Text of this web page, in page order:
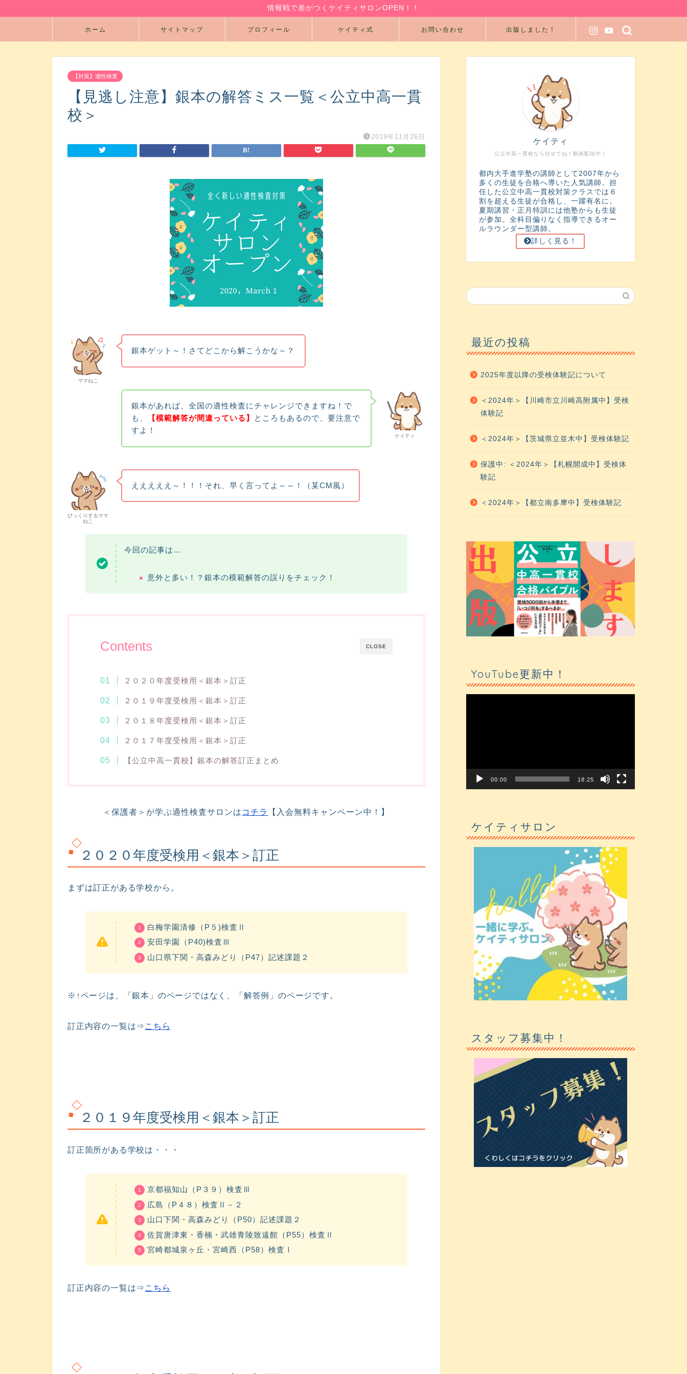
情報戦で差がつくケイティサロンOPEN！！
ホーム サイトマップ プロフィール ケイティ式 お問い合わせ 出版しました！
【対策】適性検査
【見逃し注意】銀本の解答ミス一覧＜公立中高一貫
校＞
2019年11月26日
ママねこ
銀本ゲット～！さてどこから解こうかな～？
ケイティ
銀本があれば、全国の適性検査にチャレンジできますね！で
も、
【模範解答が間違っている】 ところもあるので、要注意で
すよ！
びっくりするママ
ねこ
えええええ～！！！それ、早く言ってよ～～！（某CM風）
今回の記事は…
意外と多い！？銀本の模範解答の誤りをチェック！
CLOSE
Contents
２０２０年度受検用＜銀本＞訂正
２０１９年度受検用＜銀本＞訂正
２０１８年度受検用＜銀本＞訂正
２０１７年度受検用＜銀本＞訂正
【公立中高一貫校】銀本の解答訂正まとめ
＜保護者＞が学ぶ適性検査サロンは コチラ 【入会無料キャンペーン中！】
２０２０年度受検用＜銀本＞訂正
まずは訂正がある学校から。
白梅学園清修（P５)検査Ⅱ
安田学園（P40)検査Ⅲ
山口県下関・高森みどり（P47）記述課題２
※↑ページは、「銀本」のページではなく、「解答例」のページです。
訂正内容の一覧は⇒ こちら
２０１９年度受検用＜銀本＞訂正
訂正箇所がある学校は・・・
京都福知山（P３９）検査Ⅲ
広島（P４８）検査Ⅱ－２
山口下関・高森みどり（P50）記述課題２
佐賀唐津東・香楠・武雄青陵致遠館（P55）検査Ⅱ
宮崎都城泉ヶ丘・宮崎西（P58）検査Ⅰ
訂正内容の一覧は⇒ こちら
公立中高一貫校なら任せてね！動画配信中！
ケイティ
都内大手進学塾の講師として2007年から
多くの生徒を合格へ導いた人気講師。担
任した公立中高一貫校対策クラスでは６
割を超える生徒が合格し、一躍有名に。
夏期講習・正月特訓には他塾からも生徒
が参加。全科目偏りなく指導できるオー
ルラウンダー型講師。
詳しく見る！
最近の投稿
2025年度以降の受検体験記について
＜2024年＞【川崎市立川崎高附属中】受検
体験記
＜2024年＞【茨城県立並木中】受検体験記
保護中: ＜2024年＞【札幌開成中】受検体
験記
＜2024年＞【都立南多摩中】受検体験記
YouTube更新中！
00:00 18:25
ケイティサロン
スタッフ募集中！